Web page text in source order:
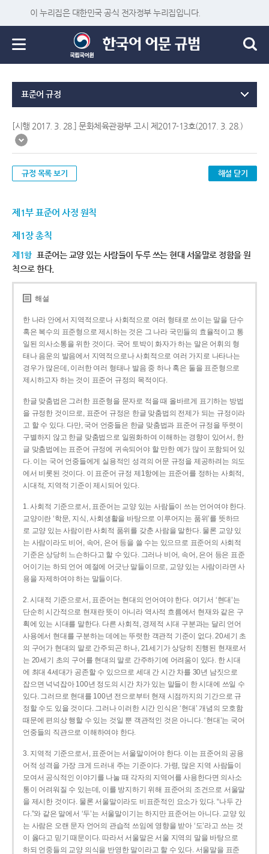
이 누리집은 대한민국 공식 전자정부 누리집입니다.
표준어 규정
[시행 2017. 3. 28.] 문화체육관광부 고시 제2017-13호(2017. 3. 28.)
규정 목록 보기 해설 닫기
제1부 표준어 사정 원칙
제1장 총칙
제1항 표준어는 교양 있는 사람들이 두루 쓰는 현대 서울말로 정함을 원
칙으로 한다.
해설
한 나라 안에서 지역적으로나 사회적으로 여러 형태로 쓰이는 말을 단수
혹은 복수의 표준형으로 제시하는 것은 그 나라 국민들의 효율적이고 통
일된 의사소통을 위한 것이다. 국어 토박이 화자가 하는 말은 어휘의 형
태나 음운의 발음에서 지역적으로나 사회적으로 여러 가지로 나타나는
경우가 많은데, 이러한 여러 형태나 발음 중 하나 혹은 둘을 표준형으로
제시하고자 하는 것이 표준어 규정의 목적이다.
한글 맞춤법은 그러한 표준형을 문자로 적을 때 올바르게 표기하는 방법
을 규정한 것이므로, 표준어 규정은 한글 맞춤법의 전제가 되는 규정이라
고 할 수 있다. 다만, 국어 언중들은 한글 맞춤법과 표준어 규정을 뚜렷이
구별하지 않고 한글 맞춤법으로 일원화하여 이해하는 경향이 있어서, 한
글 맞춤법에는 표준어 규정에 귀속되어야 할 만한 예가 많이 포함되어 있
다. 이는 국어 언중들에게 실용적인 성격의 어문 규정을 제공하려는 의도
에서 비롯된 것이다. 이 표준어 규정 제1항에는 표준어를 정하는 사회적,
시대적, 지역적 기준이 제시되어 있다.
1. 사회적 기준으로서, 표준어는 교양 있는 사람들이 쓰는 언어여야 한다.
교양이란 ‘학문, 지식, 사회생활을 바탕으로 이루어지는 품위’를 뜻하므
로 교양 있는 사람이란 사회적 품위를 갖춘 사람을 말한다. 물론 교양 있
는 사람이라도 비어, 속어, 은어 등을 쓸 수는 있으므로 표준어의 사회적
기준은 상당히 느슨하다고 할 수 있다. 그러나 비어, 속어, 은어 등은 표준
어이기는 하되 언어 예절에 어긋난 말들이므로, 교양 있는 사람이라면 사
용을 자제하여야 하는 말들이다.
2. 시대적 기준으로서, 표준어는 현대의 언어여야 한다. 여기서 ‘현대’는
단순히 시간적으로 현재란 뜻이 아니라 역사적 흐름에서 현재와 같은 구
획에 있는 시대를 말한다. 다른 사회적, 경제적 시대 구분과는 달리 언어
사용에서 현대를 구분하는 데에는 뚜렷한 객관적 기준이 없다. 20세기 초
의 구어가 현대의 말로 간주되곤 하나, 21세기가 상당히 진행된 현재로서
는 20세기 초의 구어를 현대의 말로 간주하기에 어려움이 있다. 한 시대
에 최대 4세대가 공존할 수 있으므로 세대 간 시간 차를 30년 남짓으로
잡으면 넉넉잡아 100년 정도의 시간 차가 있는 말들이 한 시대에 쓰일 수
있다. 그러므로 현대를 100년 전으로부터 현재 시점까지의 기간으로 규
정할 수도 있을 것이다. 그러나 이러한 시간 인식은 ‘현대’ 개념의 모호함
때문에 편의상 행할 수 있는 것일 뿐 객관적인 것은 아니다. ‘현대’는 국어
언중들의 직관으로 이해하여야 한다.
3. 지역적 기준으로서, 표준어는 서울말이어야 한다. 이는 표준어의 공용
어적 성격을 가장 크게 드러내 주는 기준이다. 가령, 많은 지역 사람들이
모여서 공식적인 이야기를 나눌 때 각자의 지역어를 사용한다면 의사소
통이 어려워질 수 있는데, 이를 방지하기 위해 표준어의 조건으로 서울말
을 제시한 것이다. 물론 서울말이라도 비표준적인 요소가 있다. “나두 간
다.”와 같은 말에서 ‘두’는 서울말이기는 하지만 표준어는 아니다. 교양 있
는 사람은 오랜 문자 언어의 관습적 쓰임에 영향을 받아 ‘도’라고 쓰는 것
이 옳다고 믿기 때문이다. 따라서 서울말은 서울 지역의 말을 바탕으로
하되 언중들의 교양 의식을 반영한 말이라고 할 수 있다. 서울말을 표준